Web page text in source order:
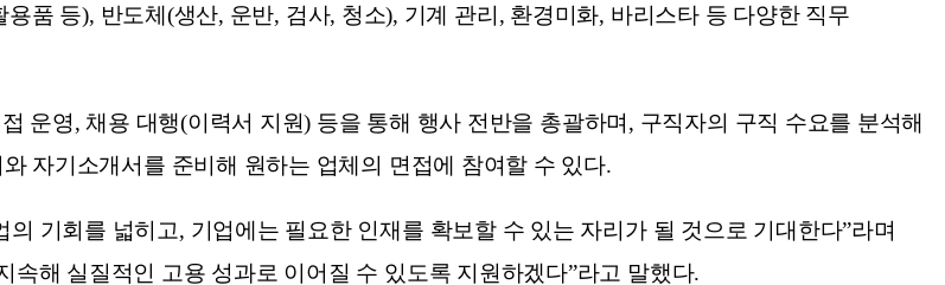
품 등), 반도체(생산, 운반, 검사, 청소), 기계 관리, 환경미화, 바리스타 등 다양한 직무
운영, 채용 대행(이력서 지원) 등을 통해 행사 전반을 총괄하며, 구직자의 구직 수요를 분석해
자기소개서를 준비해 원하는 업체의 면접에 참여할 수 있다.
기회를 넓히고, 기업에는 필요한 인재를 확보할 수 있는 자리가 될 것으로 기대한다”라며
해 실질적인 고용 성과로 이어질 수 있도록 지원하겠다”라고 말했다.